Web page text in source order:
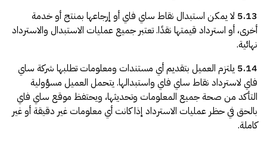
5.13 لا يمكن استبدال نقاط ساي فاي أو إرجاعها بمنتج أو خدمة
أخرى، أو استرداد قيمتها نقدًا. تعتبر جميع عمليات الاستبدال والاسترداد
نهائية.
5.14 يلتزم العميل بتقديم أي مستندات ومعلومات تطلبها شركة ساي
فاي لاسترداد نقاط ساي فاي واستبدالها. يتحمل العميل مسؤولية
التأكد من صحة جميع المعلومات وتحديثها، ويحتفظ موقع ساي فاي
بالحق في حظر عمليات الاسترداد إذا كانت أي معلومات غير دقيقة أو غير
كاملة.